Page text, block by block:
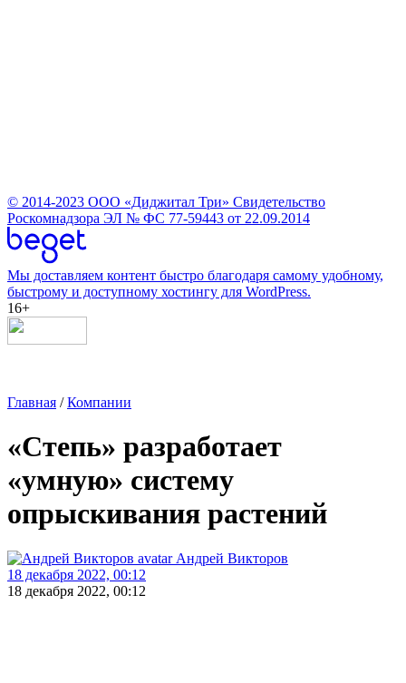
© 2014-2023 ООО «Диджитал Три» Свидетельство
Роскомнадзора ЭЛ № ФС 77-59443 от 22.09.2014
Мы доставляем контент быстро благодаря самому удобному,
быстрому и доступному хостингу для WordPress.
16+
Главная /Компании
«Степь» разработает
«умную» систему
опрыскивания растений
Андрей Викторов
18 декабря 2022, 00:12
18 декабря 2022, 00:12